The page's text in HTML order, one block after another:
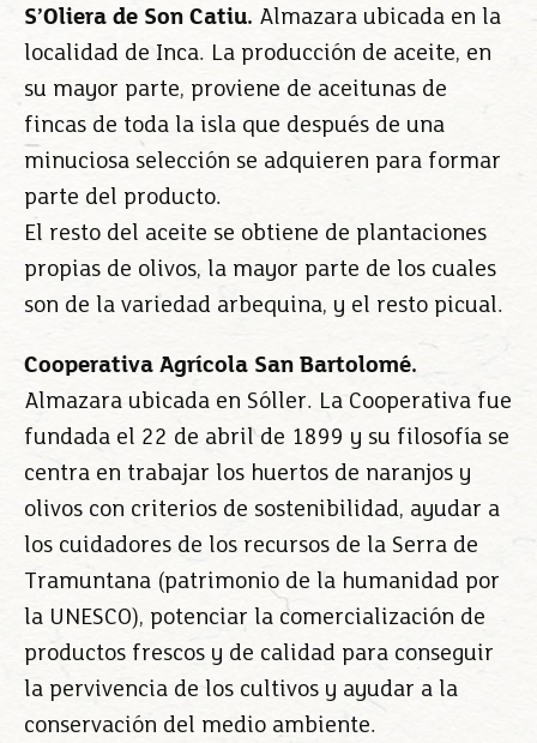
S’Oliera de Son Catiu. Almazara ubicada en la
localidad de Inca. La producción de aceite, en
su mayor parte, proviene de aceitunas de
fincas de toda la isla que después de una
minuciosa selección se adquieren para formar
parte del producto.
El resto del aceite se obtiene de plantaciones
propias de olivos, la mayor parte de los cuales
son de la variedad arbequina, y el resto picual.
Cooperativa Agrícola San Bartolomé.
Almazara ubicada en Sóller. La Cooperativa fue
fundada el 22 de abril de 1899 y su filosofía se
centra en trabajar los huertos de naranjos y
olivos con criterios de sostenibilidad, ayudar a
los cuidadores de los recursos de la Serra de
Tramuntana (patrimonio de la humanidad por
la UNESCO), potenciar la comercialización de
productos frescos y de calidad para conseguir
la pervivencia de los cultivos y ayudar a la
conservación del medio ambiente.